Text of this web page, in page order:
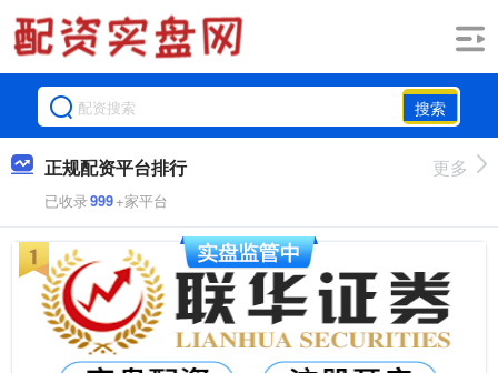
搜索
正规配资平台排行
已收录999+家平台
更多